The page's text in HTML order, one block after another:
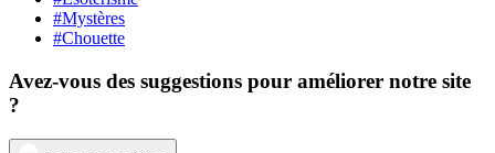
#Mystères
#Chouette
Avez-vous des suggestions pour améliorer notre site
?